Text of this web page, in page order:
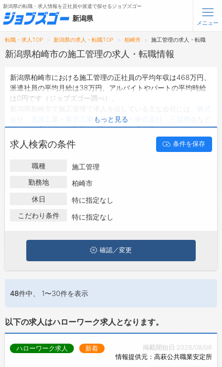
無料会員登録 ログイン
メニュー
トップ
転職支援サービスについて
転職ノウハウ(応募書類の書き方・面接対策など)
ジョブズゴーについて
会社概要
新潟県の転職・求人情報を正社員や派遣で探せるジョブズゴー
新潟県
メニュー
転職・求人TOP 新潟県の求人・転職TOP 柏崎市 施工管理の求人・転職
新潟県柏崎市の施工管理の求人・転職情報
新潟県柏崎市における施工管理の正社員の平均年収は468万円、
派遣社員の平均月給は38万円、アルバイトやパートの平均時給
は0円です（ジョブズゴー調べ）。
東北工業 株式会社
があり、未経験や短期等ご希望の条件で絞り込みができます。
新潟県柏崎市の地域密着型の求人サイトであるジョブズゴーでは
新潟県柏崎市の求人情報を26件取り扱っており、そのうち正社
員の求人
は0件です。
ハローワークにはない求人も多数扱っており、転職だけでなく、
柏崎市で施工管理の求人・転職情報を探している方は、ぜひ興味
のある職種に応募してみてくださいね。
もっと見る
求人検索の条件 条件を保存
職種
施工管理
勤務地
柏崎市
休日
特に指定なし
こだわり条件
特に指定なし
確認／変更
48件中、 1〜30件を表示
以下の求人はハローワーク求人となります。
掲載開始日:2026/08/06
情報提供元：高萩公共職業安定所
ハローワーク求人 新着